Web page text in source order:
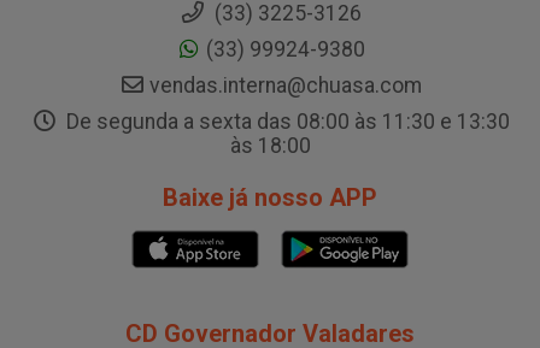
(33) 3225-3126
(33) 99924-9380
vendas.interna@chuasa.com
De segunda a sexta das 08:00 às 11:30 e 13:30
às 18:00
Baixe já nosso APP
CD Governador Valadares